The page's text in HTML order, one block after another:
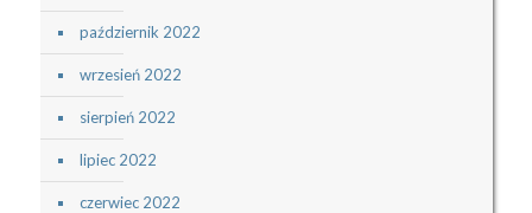
październik 2022
wrzesień 2022
sierpień 2022
lipiec 2022
czerwiec 2022